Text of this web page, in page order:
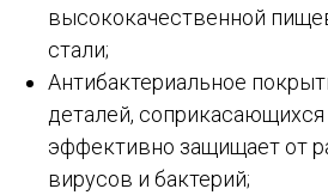
высококачественной
стали;
Антибактериальное
деталей, соприкасающихся
эффективно защищает от
вирусов и бактерий;